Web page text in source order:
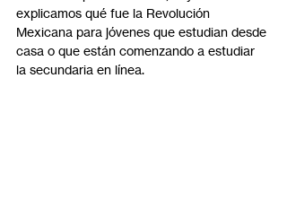
explicamos qué fue la Revolución
Mexicana para jóvenes que estudian desde
casa o que están comenzando a estudiar
la secundaria en línea.